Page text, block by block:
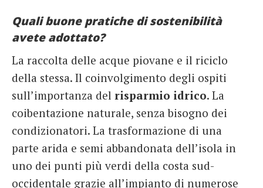
Quali buone pratiche di sostenibilità
avete adottato?
La raccolta delle acque piovane e il riciclo
della stessa. Il coinvolgimento degli ospiti
sull’importanza del risparmio idrico. La
coibentazione naturale, senza bisogno dei
condizionatori. La trasformazione di una
parte arida e semi abbandonata dell’isola in
uno dei punti più verdi della costa sud-
occidentale grazie all’impianto di numerose